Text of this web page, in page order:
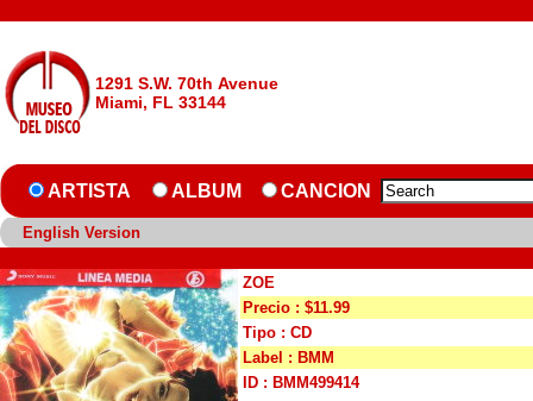
1291 S.W. 70th Avenue
Miami, FL 33144
ARTISTA ALBUM CANCION
English Version
ZOE
Precio : $11.99
Tipo : CD
Label : BMM
ID : BMM499414